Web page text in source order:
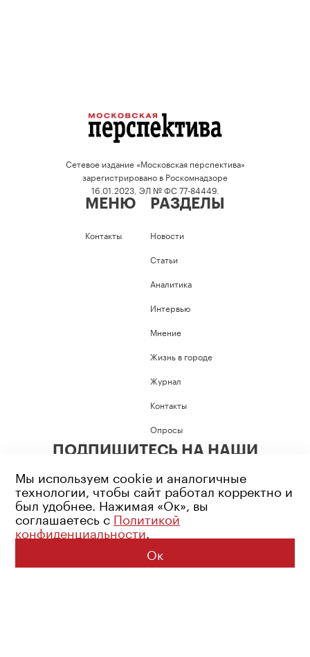
Сетевое издание «Московская перспектива»
зарегистрировано в Роскомнадзоре
16.01.2023, ЭЛ № ФС 77-84449.
МЕНЮ
Контакты
РАЗДЕЛЫ
Новости
Статьи
Аналитика
Интервью
Мнение
Жизнь в городе
Журнал
Контакты
Опросы
ПОДПИШИТЕСЬ НА НАШИ
Возрастное ограничение: 16+
Политика конфиденциальности
© 2026 Все права защищены
Мы используем cookie и аналогичные
технологии, чтобы сайт работал корректно и
был удобнее. Нажимая «Ок», вы
соглашаетесь с Политикой
конфиденциальности.
Ок